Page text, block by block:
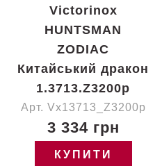
Victorinox
HUNTSMAN
ZODIAC
Китайський дракон
1.3713.Z3200p
Арт. Vx13713_Z3200p
3 334 грн
КУПИТИ